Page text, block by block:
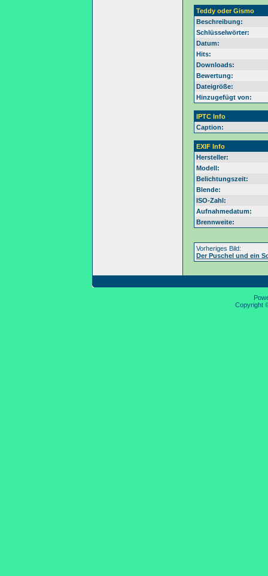
Teddy oder Gismo
Beschreibung:
Schlüsselwörter:
Datum:
Hits:
Downloads:
Bewertung:
Dateigröße:
Hinzugefügt von:
IPTC Info
Caption:
EXIF Info
Hersteller:
Modell:
Belichtungszeit:
Blende:
ISO-Zahl:
Aufnahmedatum:
Brennweite:
Vorheriges Bild:
Der Puschel und ein
Copyright